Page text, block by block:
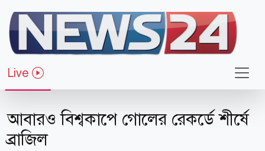
Live
খেলাধুলা
আবারও বিশ্বকাপে গোলের রেকর্ডে শীর্ষে
ব্রাজিল